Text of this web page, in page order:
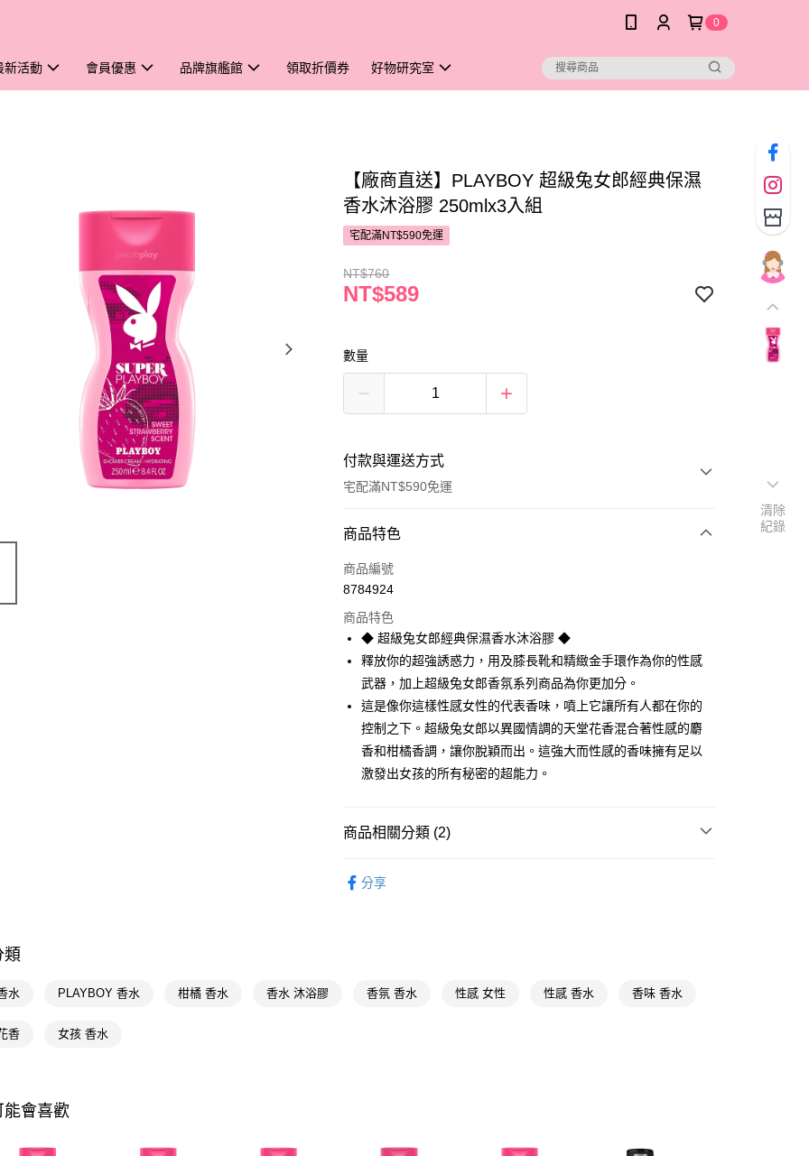
0
新活動 會員優惠 品牌旗艦館 領取折價券 好物研究室
【廠商直送】PLAYBOY 超級兔女郎經典保濕
香水沐浴膠 250mlx3入組
宅配滿NT$590免運
NT$760
NT$589
數量
付款與運送方式
宅配滿NT$590免運
付款方式
POYA支付
LINE Pay
Apple Pay
街口支付
悠遊付
Google Pay
【關於「AFTEE先享後付」】
１．簡單：不需註冊會員、不需綁卡、不需儲值。
付」結帳頁面，進行簡訊認證並確認金額後，即可完成結帳。
２．訂單成立數日內，您將收到繳費通知簡訊。
運送方式
每筆NT$300
商品特色
商品編號
8784924
商品特色
◆ 超級兔女郎經典保濕香水沐浴膠 ◆
釋放你的超強誘惑力，用及膝長靴和精緻金手環作為你的性感
武器，加上超級兔女郎香氛系列商品為你更加分。
這是像你這樣性感女性的代表香味，噴上它讓所有人都在你的
控制之下。超級兔女郎以異國情調的天堂花香混合著性感的麝
香和柑橘香調，讓你脫穎而出。這強大而性感的香味擁有足以
激發出女孩的所有秘密的超能力。
商品相關分類 (2)
分享
類
水 PLAYBOY 香水 柑橘 香水 香水 沐浴膠 香氛 香水 性感 女性 性感 香水 香味 香水
香 女孩 香水
能會喜歡
清除
紀錄